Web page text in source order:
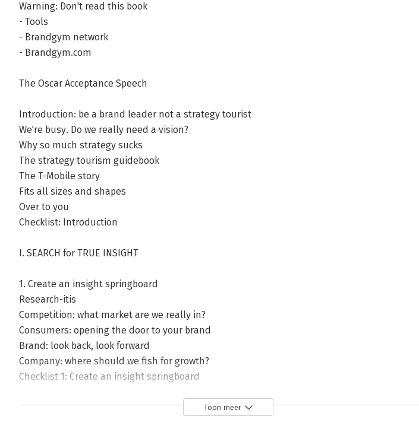
Warning: Don't read this book
- Tools
- Brandgym network
- Brandgym.com
The Oscar Acceptance Speech
Introduction: be a brand leader not a strategy tourist
We're busy. Do we really need a vision?
Why so much strategy sucks
The strategy tourism guidebook
The T-Mobile story
Fits all sizes and shapes
Over to you
Checklist: Introduction
I. SEARCH for TRUE INSIGHT
1. Create an insight springboard
Research-itis
Competition: what market are we really in?
Consumers: opening the door to your brand
Brand: look back, look forward
Company: where should we fish for growth?
Checklist 1: Create an insight springboard
II. THE VISIONING JOURNEY Toon meer